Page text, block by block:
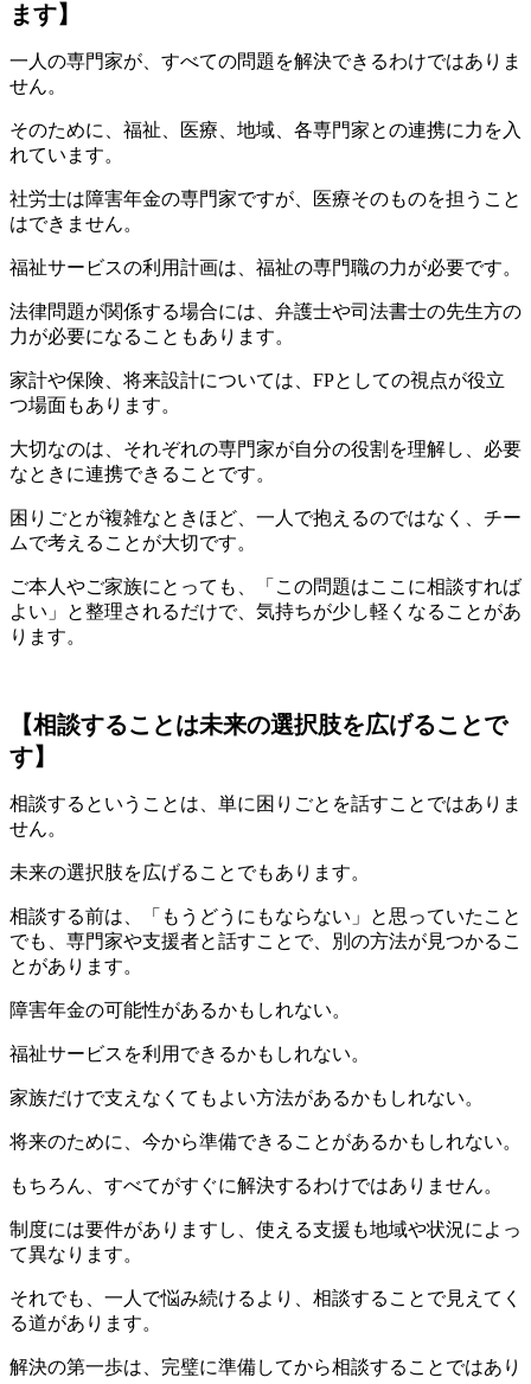
ます】
一人の専門家が、すべての問題を解決できるわけではありま
せん。
そのために、福祉、医療、地域、各専門家との連携に力を入
れています。
社労士は障害年金の専門家ですが、医療そのものを担うこと
はできません。
福祉サービスの利用計画は、福祉の専門職の力が必要です。
法律問題が関係する場合には、弁護士や司法書士の先生方の
力が必要になることもあります。
家計や保険、将来設計については、FPとしての視点が役立
つ場面もあります。
大切なのは、それぞれの専門家が自分の役割を理解し、必要
なときに連携できることです。
困りごとが複雑なときほど、一人で抱えるのではなく、チー
ムで考えることが大切です。
ご本人やご家族にとっても、「この問題はここに相談すれば
よい」と整理されるだけで、気持ちが少し軽くなることがあ
ります。
【相談することは未来の選択肢を広げることで
す】
相談するということは、単に困りごとを話すことではありま
せん。
未来の選択肢を広げることでもあります。
相談する前は、「もうどうにもならない」と思っていたこと
でも、専門家や支援者と話すことで、別の方法が見つかるこ
とがあります。
障害年金の可能性があるかもしれない。
福祉サービスを利用できるかもしれない。
家族だけで支えなくてもよい方法があるかもしれない。
将来のために、今から準備できることがあるかもしれない。
もちろん、すべてがすぐに解決するわけではありません。
制度には要件がありますし、使える支援も地域や状況によっ
て異なります。
それでも、一人で悩み続けるより、相談することで見えてく
る道があります。
解決の第一歩は、完璧に準備してから相談することではあり